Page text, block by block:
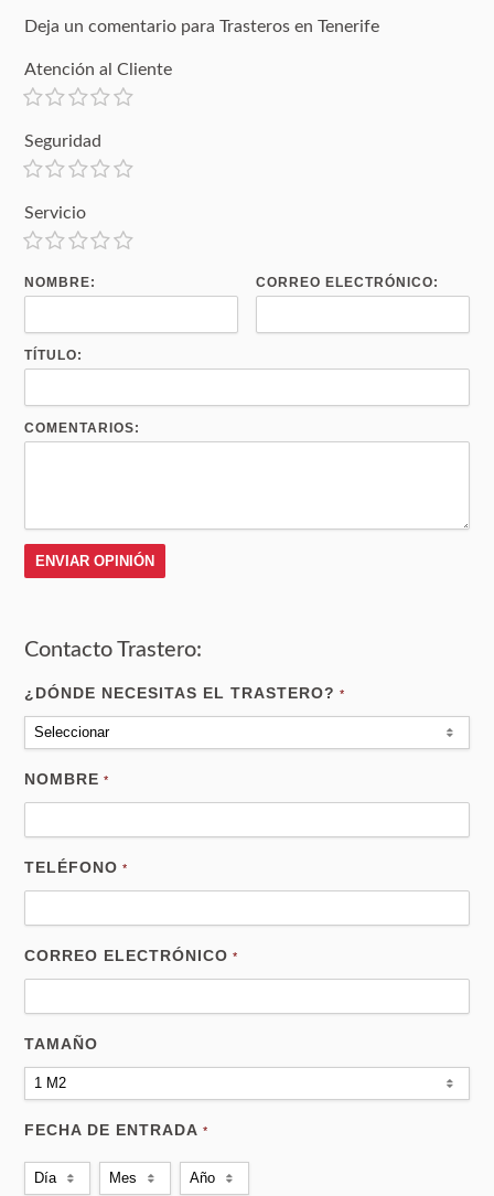
Deja un comentario para Trasteros en Tenerife
Atención al Cliente
Seguridad
Servicio
NOMBRE: CORREO ELECTRÓNICO:
TÍTULO:
COMENTARIOS:
Contacto Trastero:
¿DÓNDE NECESITAS EL TRASTERO? *
Seleccionar
NOMBRE *
TELÉFONO *
CORREO ELECTRÓNICO *
TAMAÑO
1 M2
FECHA DE ENTRADA *
Día Mes Año